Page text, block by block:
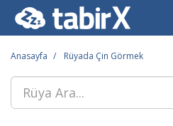
Anasayfa Rüyada Çin Görmek